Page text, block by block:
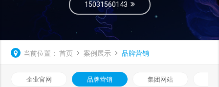
15031560143
当前位置： 首页 案例展示 品牌营销
企业官网 品牌营销 集团网站